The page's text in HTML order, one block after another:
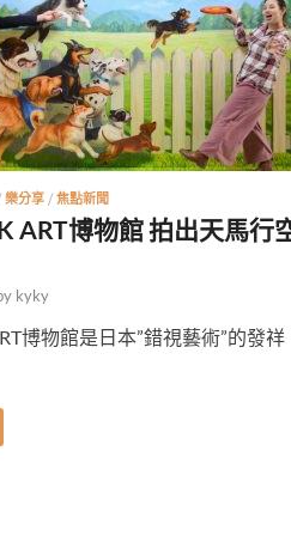
樂分享 / 焦點新聞
ART博物館 拍出天馬行
kyky
博物館是日本”錯視藝術”的發祥